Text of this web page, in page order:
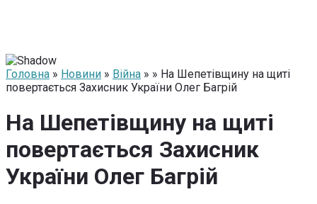
Головна » Новини » Війна » » На Шепетівщину на щиті
повертається Захисник України Олег Багрій
На Шепетівщину на щиті
повертається Захисник
України Олег Багрій